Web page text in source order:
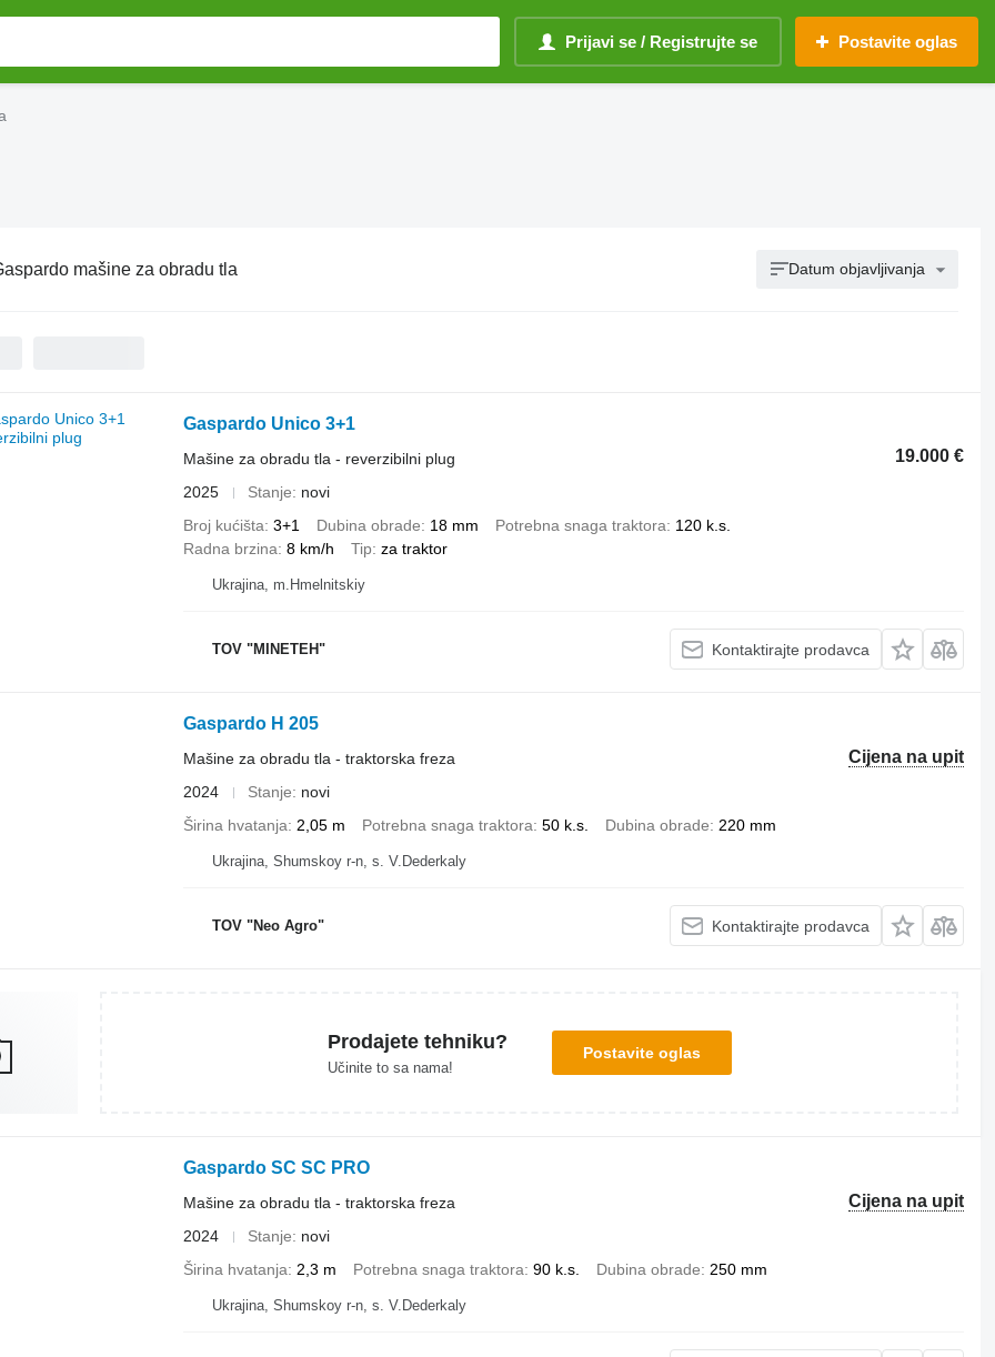
Prijavi se / Registrujte se Postavite oglas
mašine za obradu tla Datum objavljivanja
Gaspardo Unico 3+1
19.000 €
Mašine za obradu tla - reverzibilni plug
2025
Stanje
novi
Broj kućišta 3+1 Dubina obrade 18 mm Potrebna snaga traktora
120 k.s.
Radna brzina 8 km/h Tip za traktor
Ukrajina, m.Hmelnitskiy
TOV "MINETEH" Kontaktirajte prodavca
Gaspardo H 205
Cijena na upit
Mašine za obradu tla - traktorska freza
2024
Stanje
novi
Širina hvatanja
2,05 m Potrebna snaga traktora 50 k.s. Dubina obrade 220 mm
Ukrajina, Shumskoy r-n, s. V.Dederkaly
TOV "Neo Agro" Kontaktirajte prodavca
Prodajete tehniku?
Učinite to sa nama!
Postavite oglas
Gaspardo SC SC PRO
Cijena na upit
Mašine za obradu tla - traktorska freza
2024
Stanje
novi
Širina hvatanja
2,3 m Potrebna snaga traktora 90 k.s. Dubina obrade 250 mm
Ukrajina, Shumskoy r-n, s. V.Dederkaly